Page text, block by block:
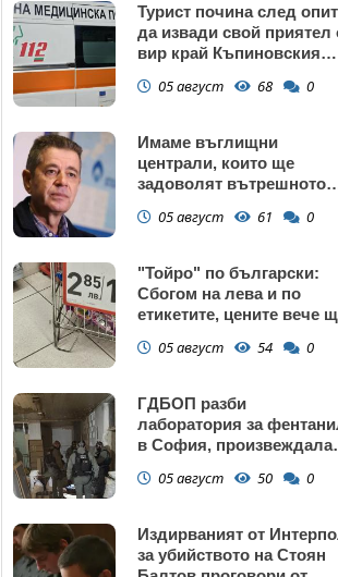
Турист почина след опит
да извади свой приятел
вир край Къпиновския
05 август 68 0
Имаме въглищни
централи, които ще
задоволят вътрешното
05 август 61 0
"Тойро" по български:
Сбогом на лева и по
етикетите, цените вече
05 август 54 0
ГДБОП разби
лаборатория за
в София, произвеждала
(снимки)
05 август 50 0
Издирваният от
за убийството на Стоян